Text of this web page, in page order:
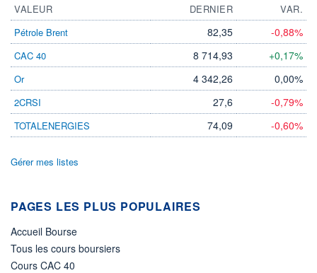
VALORISATION
LIMITE À LA
BAISSE
0,0000
LIMITE À LA
0,0000
- -
DERNIER
ÉCHANGE
13.11.25 / 19:34:47
ÉLIGIBILITÉ
Non éligible
+ PORTEFEUILLE
VALEUR DERNIER
VAR.
Pétrole Brent
82,35 -0,88%
CAC 40 8 714,93 +0,17%
Or 4 342,26 0,00%
2CRSI 27,6 -0,79%
TOTALENERGIES 74,09 -0,60%
Gérer mes listes
PAGES LES PLUS POPULAIRES
Accueil Bourse
Tous les cours boursiers
Cours CAC 40